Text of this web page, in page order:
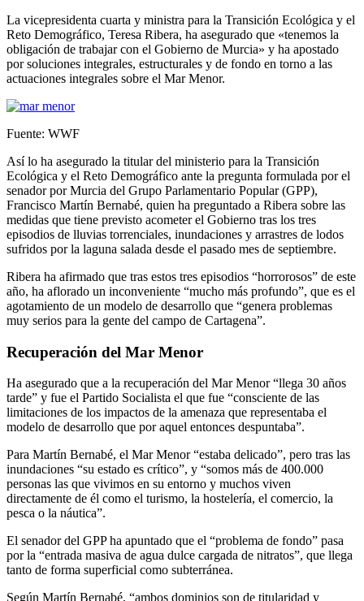
La vicepresidenta cuarta y ministra para la Transición Ecológica y el
Reto Demográfico, Teresa Ribera, ha asegurado que «tenemos la
obligación de trabajar con el Gobierno de Murcia» y ha apostado
por soluciones integrales, estructurales y de fondo en torno a las
actuaciones integrales sobre el Mar Menor.
Fuente: WWF
Así lo ha asegurado la titular del ministerio para la Transición
Ecológica y el Reto Demográfico ante la pregunta formulada por el
senador por Murcia del Grupo Parlamentario Popular (GPP),
Francisco Martín Bernabé, quien ha preguntado a Ribera sobre las
medidas que tiene previsto acometer el Gobierno tras los tres
episodios de lluvias torrenciales, inundaciones y arrastres de lodos
sufridos por la laguna salada desde el pasado mes de septiembre.
Ribera ha afirmado que tras estos tres episodios “horrorosos” de este
año, ha aflorado un inconveniente “mucho más profundo”, que es el
agotamiento de un modelo de desarrollo que “genera problemas
muy serios para la gente del campo de Cartagena”.
Recuperación del Mar Menor
Ha asegurado que a la recuperación del Mar Menor “llega 30 años
tarde” y fue el Partido Socialista el que fue “consciente de las
limitaciones de los impactos de la amenaza que representaba el
modelo de desarrollo que por aquel entonces despuntaba”.
Para Martín Bernabé, el Mar Menor “estaba delicado”, pero tras las
inundaciones “su estado es crítico”, y “somos más de 400.000
personas las que vivimos en su entorno y muchos viven
directamente de él como el turismo, la hostelería, el comercio, la
pesca o la náutica”.
El senador del GPP ha apuntado que el “problema de fondo” pasa
por la “entrada masiva de agua dulce cargada de nitratos”, que llega
tanto de forma superficial como subterránea.
Según Martín Bernabé, “ambos dominios son de titularidad y